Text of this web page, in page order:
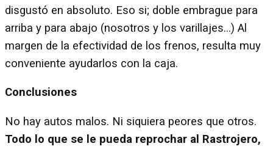
disgustó en absoluto. Eso si; doble embrague para
arriba y para abajo (nosotros y los varillajes...) Al
margen de la efectividad de los frenos, resulta muy
conveniente ayudarlos con la caja.
Conclusiones
No hay autos malos. Ni siquiera peores que otros.
Todo lo que se le pueda reprochar al Rastrojero,